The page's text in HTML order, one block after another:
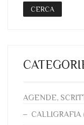
CERCA
AGENDE,
CALLIGRAFIA